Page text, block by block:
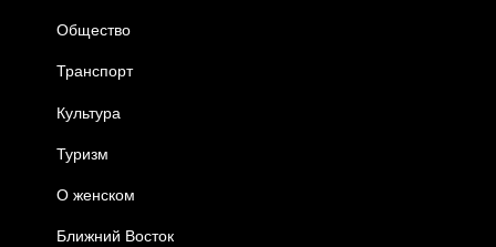
Общество
Транспорт
Культура
Туризм
О женском
Ближний Восток